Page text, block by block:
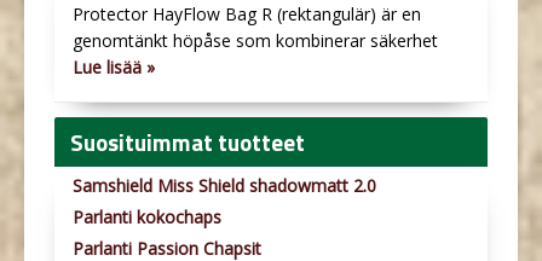
Protector HayFlow Bag R (rektangulär) är en
genomtänkt höpåse som kombinerar säkerhet
Lue lisää »
Suosituimmat tuotteet
Samshield Miss Shield shadowmatt 2.0
Parlanti kokochaps
Parlanti Passion Chapsit